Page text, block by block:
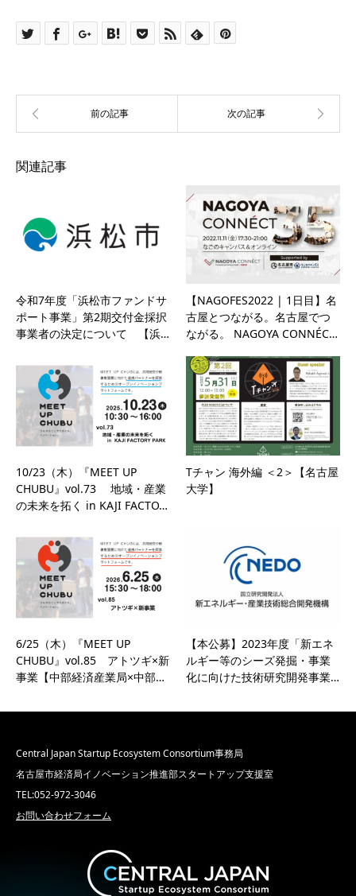
関連記事
令和7年度「浜松市ファンドサ
ポート事業」第2期交付金採択
事業者の決定について 【浜…
【NAGOFES2022 | 1日目】名
古屋とつながる。名古屋でつ
ながる。 NAGOYA CONNÉC…
10/23（木）『MEET UP
CHUBU』vol.73 地域・産業
の未来を拓く in KAJI FACTO…
Tチャン 海外編 ＜2＞【名古屋
大学】
6/25（木）『MEET UP
CHUBU』vol.85 アトツギ×新
事業【中部経済産業局×中部…
【本公募】2023年度「新エネ
ルギー等のシーズ発掘・事業
化に向けた技術研究開発事業…
Central Japan Startup Ecosystem Consortium事務局
名古屋市経済局イノベーション推進部スタートアップ支援室
TEL:052-972-3046
お問い合わせフォーム